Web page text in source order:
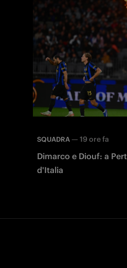
SQUADRA — 19 ore fa
Dimarco e Diouf: a
d'Italia